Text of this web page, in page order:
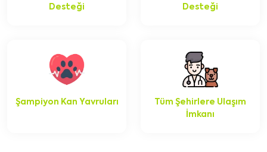
Desteği
Desteği
Şampiyon Kan Yavruları
Tüm Şehirlere Ulaşım
İmkanı